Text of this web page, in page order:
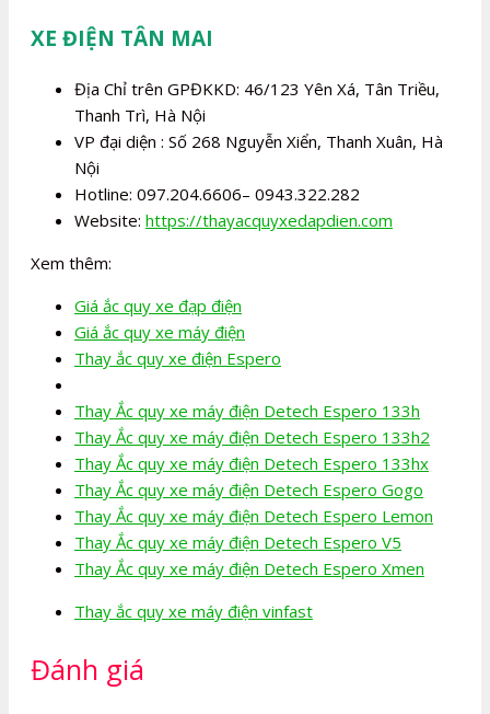
XE ĐIỆN TÂN MAI
Địa Chỉ trên GPĐKKD: 46/123 Yên Xá, Tân Triều,
Thanh Trì, Hà Nội
VP đại diện : Số 268 Nguyễn Xiển, Thanh Xuân, Hà
Nội
Hotline: 097.204.6606– 0943.322.282
Website: https://thayacquyxedapdien.com
Xem thêm:
Giá ắc quy xe đạp điện
Giá ắc quy xe máy điện
Thay ắc quy xe điện Espero
Thay Ắc quy xe máy điện Detech Espero 133h
Thay Ắc quy xe máy điện Detech Espero 133h2
Thay Ắc quy xe máy điện Detech Espero 133hx
Thay Ắc quy xe máy điện Detech Espero Gogo
Thay Ắc quy xe máy điện Detech Espero Lemon
Thay Ắc quy xe máy điện Detech Espero V5
Thay Ắc quy xe máy điện Detech Espero Xmen
Thay ắc quy xe máy điện vinfast
Đánh giá